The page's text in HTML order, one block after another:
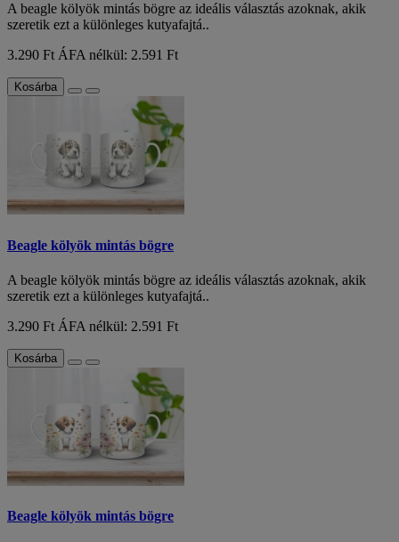
A beagle kölyök mintás bögre az ideális választás azoknak, akik
szeretik ezt a különleges kutyafajtá..
3.290 FtÁFA nélkül: 2.591 Ft
Kosárba
Beagle kölyök mintás bögre
A beagle kölyök mintás bögre az ideális választás azoknak, akik
szeretik ezt a különleges kutyafajtá..
3.290 Ft ÁFA nélkül: 2.591 Ft
Kosárba
Beagle kölyök mintás bögre